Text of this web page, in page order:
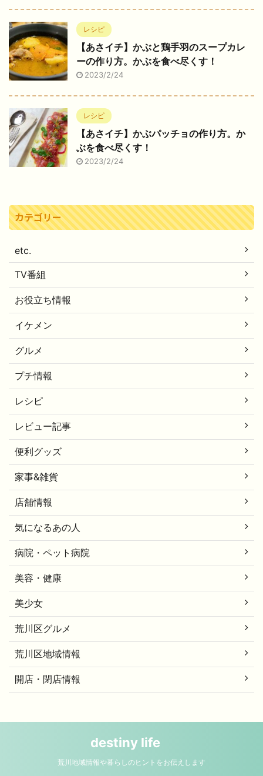
レシピ
【あさイチ】かぶと鶏手羽のスープカレ
ーの作り方。かぶを食べ尽くす！
2023/2/24
レシピ
【あさイチ】かぶパッチョの作り方。か
ぶを食べ尽くす！
2023/2/24
カテゴリー
etc.
TV番組
お役立ち情報
イケメン
グルメ
プチ情報
レシピ
レビュー記事
便利グッズ
家事&雑貨
店舗情報
気になるあの人
病院・ペット病院
美容・健康
美少女
荒川区グルメ
荒川区地域情報
開店・閉店情報
destiny life
荒川地域情報や暮らしのヒントをお伝えします